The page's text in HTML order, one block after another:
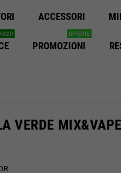
ACCESSORI
FAST!
PROMOZIONI
OFFERTE
VERDE